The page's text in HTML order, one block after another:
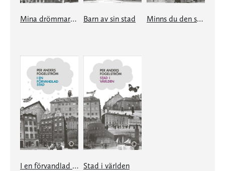
Mina drömmars stad Barn av sin stad Minns du den stad
I en förvandlad stad Stad i världen